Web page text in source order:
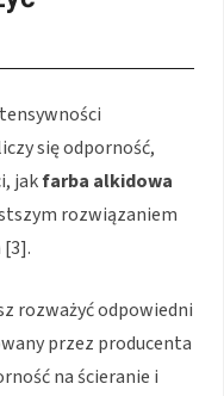
się odporność,
jakfarba alkidowa
rozwiązaniem
rozważyć odpowiedni
przez producenta
na ścieranie i